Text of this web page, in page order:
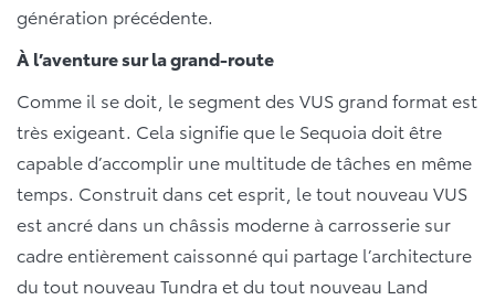
génération précédente.
À l’aventure sur la grand-route
Comme il se doit, le segment des VUS grand format est
très exigeant. Cela signifie que le Sequoia doit être
capable d’accomplir une multitude de tâches en même
temps. Construit dans cet esprit, le tout nouveau VUS
est ancré dans un châssis moderne à carrosserie sur
cadre entièrement caissonné qui partage l’architecture
du tout nouveau Tundra et du tout nouveau Land